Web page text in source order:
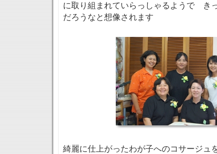
に取り組まれていらっしゃるようで き
だろうなと想像されます
綺麗に仕上がったわが子へのコサージュ